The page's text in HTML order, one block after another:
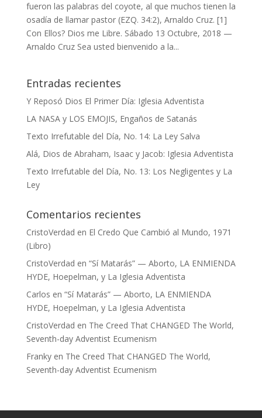
fueron las palabras del coyote, al que muchos tienen la
osadía de llamar pastor (EZQ. 34:2), Arnaldo Cruz. [1]
Con Ellos? Dios me Libre. Sábado 13 Octubre, 2018 —
Arnaldo Cruz Sea usted bienvenido a la...
Entradas recientes
Y Reposó Dios El Primer Día: Iglesia Adventista
LA NASA y LOS EMOJIS, Engaños de Satanás
Texto Irrefutable del Día, No. 14: La Ley Salva
Alá, Dios de Abraham, Isaac y Jacob: Iglesia Adventista
Texto Irrefutable del Día, No. 13: Los Negligentes y La
Ley
Comentarios recientes
CristoVerdad en El Credo Que Cambió al Mundo, 1971
(Libro)
CristoVerdad en “Sí Matarás” — Aborto, LA ENMIENDA
HYDE, Hoepelman, y La Iglesia Adventista
Carlos en “Sí Matarás” — Aborto, LA ENMIENDA
HYDE, Hoepelman, y La Iglesia Adventista
CristoVerdad en The Creed That CHANGED The World,
Seventh-day Adventist Ecumenism
Frankyen The Creed That CHANGED The World,
Seventh-day Adventist Ecumenism